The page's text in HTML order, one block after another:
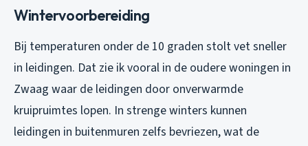
Wintervoorbereiding
Bij temperaturen onder de 10 graden stolt vet sneller
in leidingen. Dat zie ik vooral in de oudere woningen in
Zwaag waar de leidingen door onverwarmde
kruipruimtes lopen. In strenge winters kunnen
leidingen in buitenmuren zelfs bevriezen, wat de